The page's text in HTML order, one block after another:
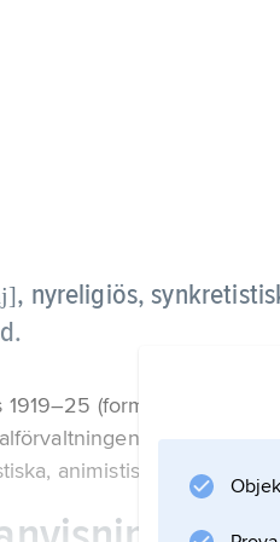
, nyreligiös,
(formellt 1926) av
I Cao đai
animistiska och kristna